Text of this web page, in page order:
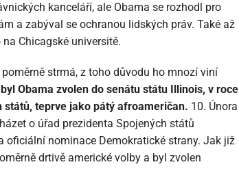
kanceláří, ale Obama se rozhodl pro
a zabýval se ochranou lidských práv. Také až
Chicagské universitě.
strmá, z toho důvodu ho mnozí viní
Obama zvolen do senátu státu Illinois, v roce
států, teprve jako pátý afroameričan. 10. Února
o úřad prezidenta Spojených států
oficiální nominace Demokratické strany. Jak již
drtivě americké volby a byl zvolen